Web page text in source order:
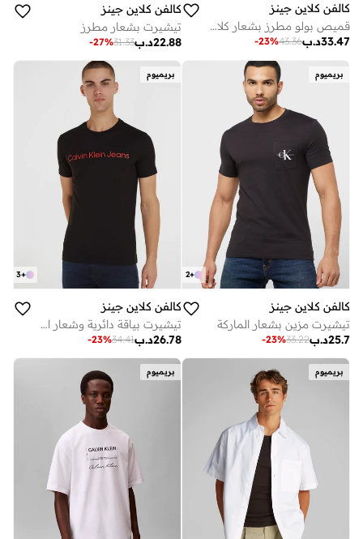
كالفن كلاين جينز
قميص بولو مطرز بشعار كلاسيكي
د.ب33.47
43.36
-23%
كالفن كلاين جينز
تيشيرت بشعار مطرز
د.ب22.88
31.33
-27%
بريميوم
+
2
كالفن كلاين جينز
تيشيرت مزين بشعار الماركة
د.ب25.7
33.22
-23%
بريميوم
+
3
كالفن كلاين جينز
تيشيرت بياقة دائرية وشعار الماركة
د.ب26.78
34.41
-23%
بريميوم بريميوم